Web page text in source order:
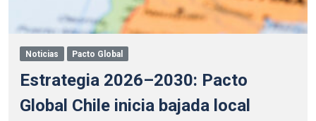
Noticias Pacto Global
Estrategia 2026–2030: Pacto
Global Chile inicia bajada local